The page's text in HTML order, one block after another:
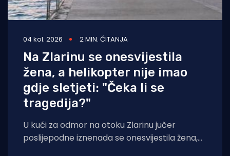
04 kol. 2026 2 MIN. ČITANJA
Na Zlarinu se onesvijestila
žena, a helikopter nije imao
gdje sletjeti: "Čeka li se
tragedija?"
U kući za odmor na otoku Zlarinu jučer
poslijepodne iznenada se onesvijestila žena,